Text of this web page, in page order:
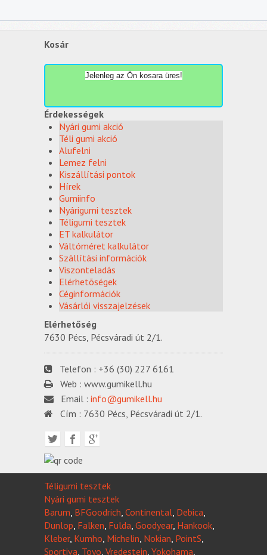
Kosár
Jelenleg az Ön kosara üres!
Érdekességek
Nyári gumi akció
Téli gumi akció
Alufelni
Lemez felni
Kiszállítási pontok
Hírek
Gumiinfo
Nyárigumi tesztek
Téligumi tesztek
ET kalkulátor
Váltóméret kalkulátor
Szállítási információk
Viszonteladás
Elérhetõségek
Céginformációk
Vásárlói visszajelzések
Elérhetőség
7630 Pécs, Pécsváradi út 2/1.
Telefon : +36 (30) 227 6161
Web : www.gumikell.hu
Email : info@gumikell.hu
Cím : 7630 Pécs, Pécsváradi út 2/1.
Téligumi tesztek
Nyári gumi tesztek
Barum BFGoodrich Continental Debica
Dunlop Falken Fulda Goodyear, Hankook
Kleber, Kumho Michelin Nokian PointS
Sportiva Toyo Vredestein Yokohama